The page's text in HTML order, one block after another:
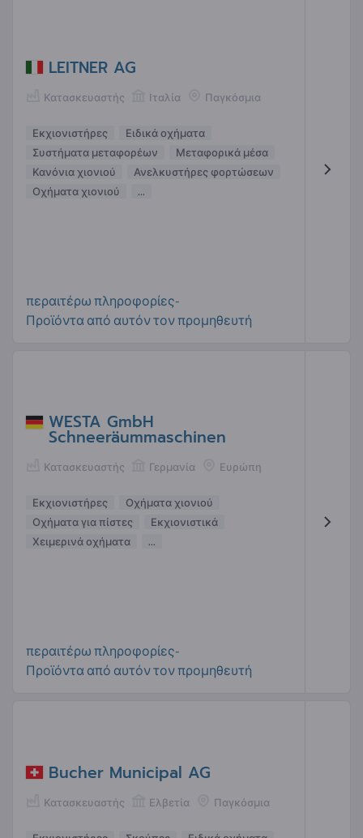
LEITNER AG
Κατασκευαστής Ιταλία Παγκόσμια
Εκχιονιστήρες
Ειδικά οχήματα
Συστήματα μεταφορέων
Μεταφορικά μέσα
Κανόνια χιονιού
Ανελκυστήρες φορτώσεων
Οχήματα χιονιού
...
περαιτέρω πληροφορίες-
Προϊόντα από αυτόν τον προμηθευτή
WESTA GmbH
Schneeräummaschinen
Κατασκευαστής Γερμανία Ευρώπη
Εκχιονιστήρες
Οχήματα χιονιού
Οχήματα για πίστες
Εκχιονιστικά
Χειμερινά οχήματα
...
περαιτέρω πληροφορίες-
Προϊόντα από αυτόν τον προμηθευτή
Bucher Municipal AG
Κατασκευαστής Ελβετία Παγκόσμια